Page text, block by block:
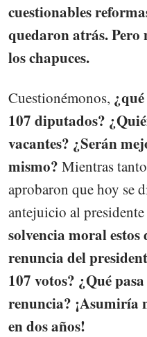
cuestionables
quedaron atrás. Pero
los chapuces.
Cuestionémonos,
107 diputados?
vacantes? ¿Serán
mismo? Mientras
aprobaron que hoy se
antejuicio al
solvencia moral
renuncia del
107 votos? ¿Qué
renuncia? ¡Asumiría
en dos años!